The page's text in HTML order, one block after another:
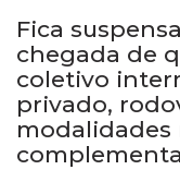
Fica
chegada de
coletivo
privado,
modalidades